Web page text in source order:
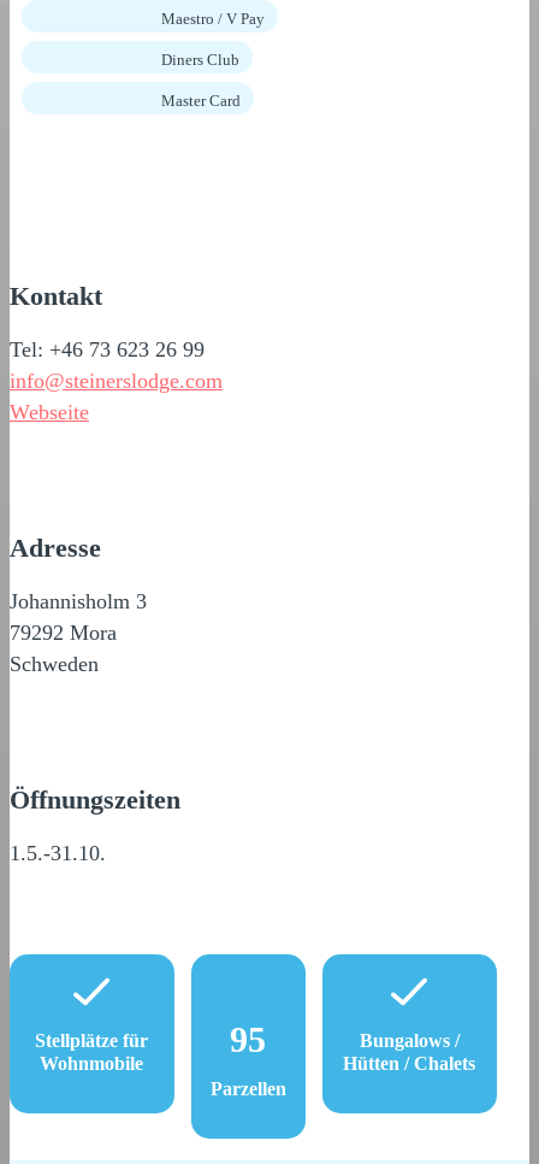
Maestro / V Pay
Diners Club
Master Card
Kontakt
Tel: +46 73 623 26 99
info@steinerslodge.com
Webseite
Adresse
Johannisholm 3
79292 Mora
Schweden
Öffnungszeiten
1.5.-31.10.
Stellplätze für
Wohnmobile
95
Parzellen
Bungalows /
Hütten / Chalets